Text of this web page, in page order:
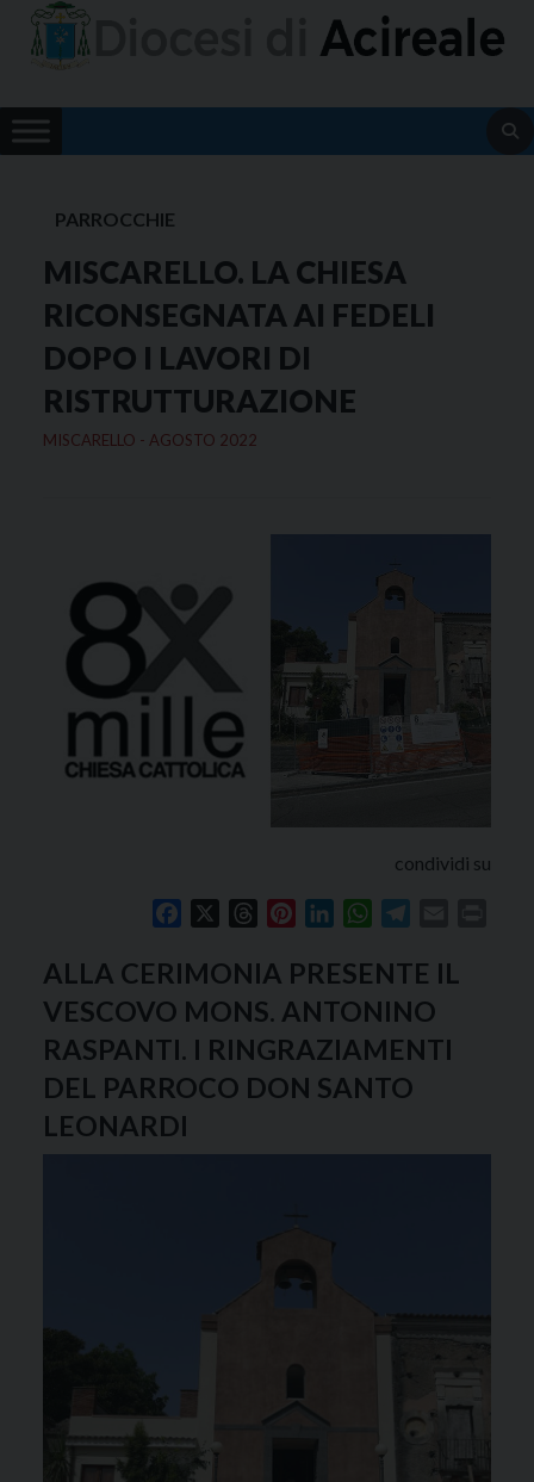
Skip
PARROCCHIE
MISCARELLO. LA CHIESA
RICONSEGNATA AI FEDELI
DOPO I LAVORI DI
RISTRUTTURAZIONE
MISCARELLO - AGOSTO 2022
condividi su
Facebook ThreadsPinterestLinkedInWhatsApp
ALLA CERIMONIA PRESENTE IL
VESCOVO MONS. ANTONINO
RASPANTI. I RINGRAZIAMENTI
DEL PARROCO DON SANTO
LEONARDI